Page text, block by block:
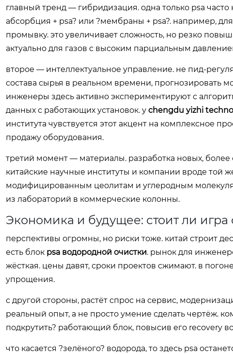
главный тренд — гибридизация. одна только psa
абсорбция + psa? или ?мембраны + psa?. например,
промывку. это увеличивает сложность, но резко
актуально для газов с высоким парциальным
второе — интеллектуальное управление. не пид-
состава сырья в реальном времени, прогнозировать
инженеры здесь активно экспериментируют с
данных с работающих установок. у chengdu yizhi
института чувствуется этот акцент на комплексное
продажу оборудования.
третий момент — материалы. разработка новых,
китайские научные институты и компании вроде той
модифицированным цеолитам и углеродным
из лабораторий в коммерческие колонны.
Экономика и будущее: стоит ли игра
перспективы огромны, но риски тоже. китай строит
есть блок psa водородной очистки. рынок для
жёсткая. цены давят, сроки проектов сжимают. в
упрощения.
с другой стороны, растёт спрос на сервис,
реальный опыт, а не просто умение сделать чертёж.
подкрутить? работающий блок, повысив его recovery
что касается ?зелёного? водорода, то здесь psa